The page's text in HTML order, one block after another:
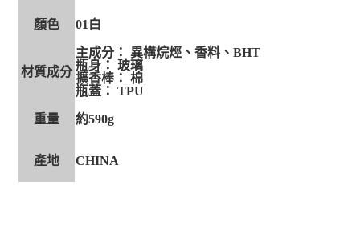
顏色 01白
材質成分
主成分： 異構烷烴、香料、BHT
瓶身： 玻璃
擴香棒： 棉
瓶蓋： TPU
重量 約590g
產地 CHINA